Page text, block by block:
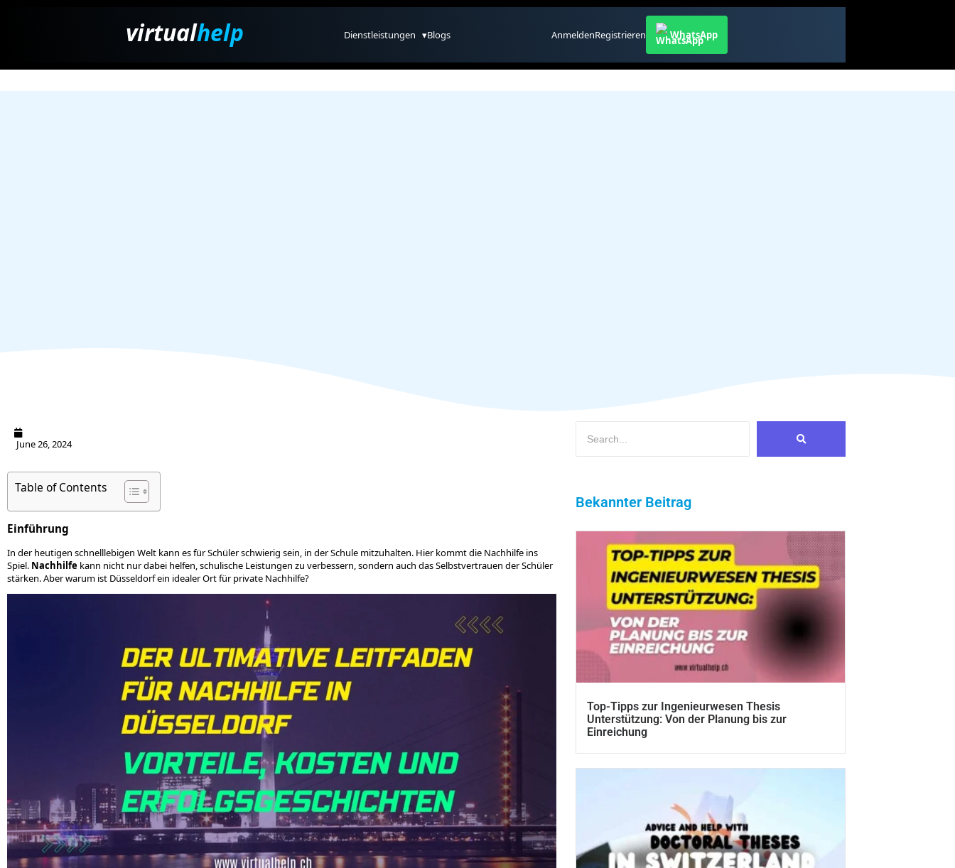
virtualhelp Dienstleistungen ▾Blogs AnmeldenRegistrieren WhatsApp
June 26, 2024
Table of Contents
Einführung
In der heutigen schnelllebigen Welt kann es für Schüler schwierig sein, in der Schule mitzuhalten. Hier kommt die Nachhilfe ins
Spiel. Nachhilfe kann nicht nur dabei helfen, schulische Leistungen zu verbessern, sondern auch das Selbstvertrauen der Schüler
stärken. Aber warum ist Düsseldorf ein idealer Ort für private Nachhilfe?
Bekannter Beitrag
Top-Tipps zur Ingenieurwesen Thesis
Unterstützung: Von der Planung bis zur
Einreichung